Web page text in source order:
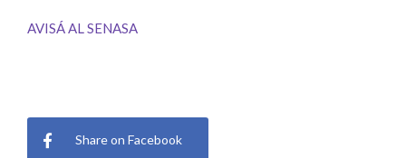
AVISÁ AL SENASA
Share on Facebook